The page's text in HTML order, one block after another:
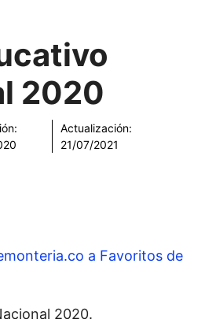
2020
Actualización:
21/07/2021
a Favoritos de
2020.